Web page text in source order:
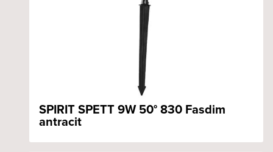
SPIRIT SPETT 9W 50° 830 Fasdim
antracit